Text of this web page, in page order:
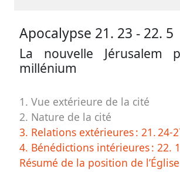
Apocalypse 21. 23 - 22. 5
La nouvelle Jérusalem
millénium
1. Vue extérieure de la cité
2. Nature de la cité
3. Relations extérieures :21. 24-
4. Bénédictions intérieures :22.
Résumé de la position de l’Église
erreur
aux
coûts
du
site